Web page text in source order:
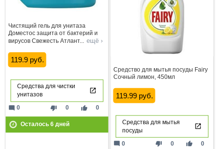
Чистящий гель для унитаза
Доместос защита от бактерий и
вирусов Свежесть Атлант... ещё ›
119.9 руб.
Средства для чистки
унитазов
thumb_down 0 thumb_up 0
mode_comment 0
Осталось 6дней
Средство для мытья посуды Fairy
Сочный лимон, 450мл
119.99 руб.
Средства для мытья
посуды
thumb_down 0 thumb_up 0
mode_comment 0